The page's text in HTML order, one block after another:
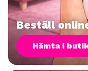
Beställ
Hämta i